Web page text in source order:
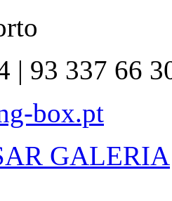
| 93 337 66
box.pt
GALERIA